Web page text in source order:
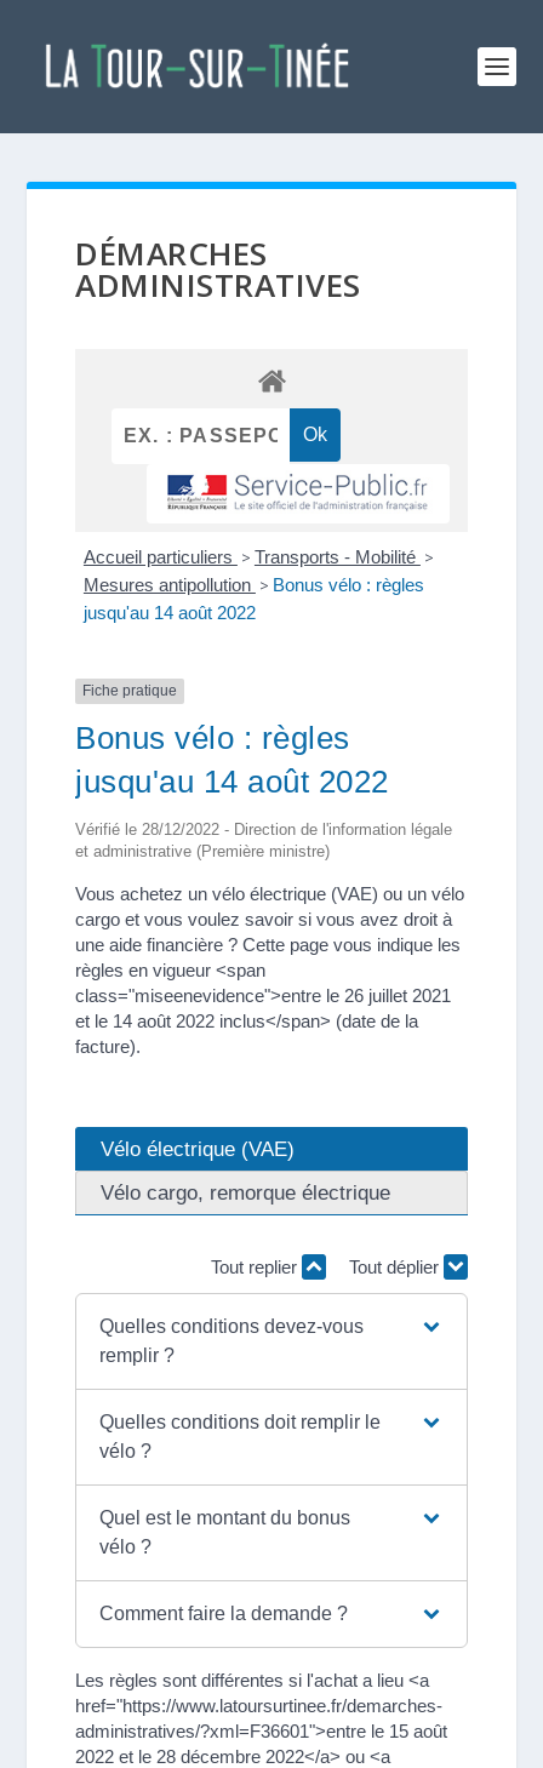
DÉMARCHES
ADMINISTRATIVES
Accueil particuliers > Transports - Mobilité >
Mesures antipollution > Bonus vélo : règles
jusqu'au 14 août 2022
Fiche pratique
Bonus vélo : règles
jusqu'au 14 août 2022
Vérifié le 28/12/2022 - Direction de l'information légale
et administrative (Première ministre)
Vous achetez un vélo électrique (VAE) ou un vélo
cargo et vous voulez savoir si vous avez droit à
une aide financière ? Cette page vous indique les
règles en vigueur <span
class="miseenevidence">entre le 26 juillet 2021
et le 14 août 2022 inclus</span> (date de la
facture).
Vélo électrique (VAE)
Vélo cargo, remorque électrique
Tout replier Tout déplier
Quelles conditions devez-vous
remplir ?
Quelles conditions doit remplir le
vélo ?
Quel est le montant du bonus
vélo ?
Comment faire la demande ?
Les règles sont différentes si l'achat a lieu <a
href="https://www.latoursurtinee.fr/demarches-
administratives/?xml=F36601">entre le 15 août
2022 et le 28 décembre 2022</a> ou <a